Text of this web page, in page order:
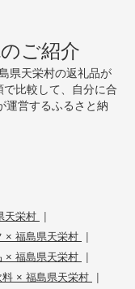
ご紹介
県天栄村の返礼品が
比較して、自分に合
運営するふるさと納
天栄村 |
× 福島県天栄村 |
× 福島県天栄村 |
料 × 福島県天栄村 |